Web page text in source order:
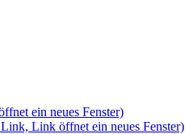
ein neues Fenster)
Link öffnet ein neues Fenster)